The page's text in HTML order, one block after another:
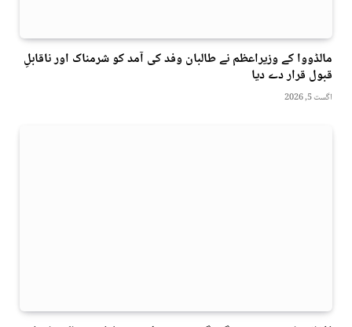
مالڈووا کے وزیراعظم نے طالبان وفد کی آمد کو شرمناک اور ناقابلِ
قبول قرار دے دیا
اگست 5, 2026